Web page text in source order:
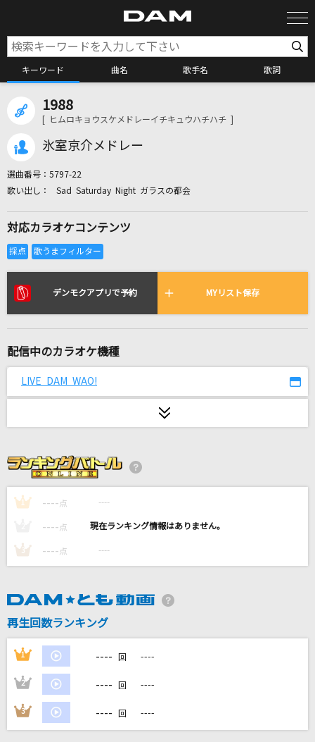
キーワード 曲名 歌手名 歌詞
リアルタイムで歌われている曲の一覧
繋いだ手から
[生音]水平線
愛くださいませ
≠ME
コブクロ
背徳ピストルズ
Song for…
清水翔太
[生音]ラスト・シーン
矢沢永吉
1988
[ ヒムロキョウスケメドレーイチキュウハチハチ ]
氷室京介メドレー
選曲番号： 5797-22
Sad Saturday Night ガラスの都会
対応カラオケコンテンツ
デンモクアプリで予約 MYリスト保存
配信中のカラオケ機種
LIVE DAM WAO!
1 ---- 点 ----
---- 点 ----
3 ---- 点 ----
再生回数ランキング
1 ---- 回 ----
2 ---- 回 ----
3 ---- 回 ----